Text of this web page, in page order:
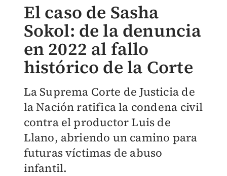
El caso de Sasha
Sokol: de la denuncia
en 2022 al fallo
histórico de la Corte
La Suprema Corte de Justicia de
la Nación ratifica la condena civil
contra el productor Luis de
Llano, abriendo un camino para
futuras víctimas de abuso
infantil.